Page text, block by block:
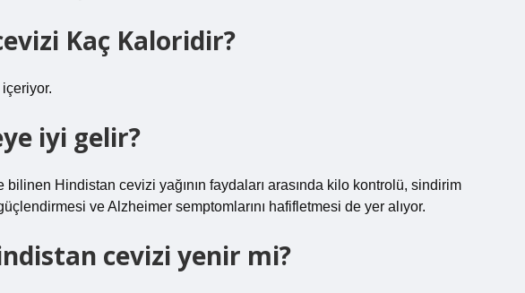
Kaç Kaloridir?
iyi gelir?
bilinen Hindistan cevizi yağının faydaları arasında kilo kontrolü, sindirim
ve Alzheimer semptomlarını hafifletmesi de yer alıyor.
cevizi yenir mi?